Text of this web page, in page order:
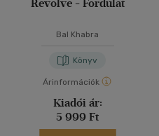
Revolve - Fordulat
Bal Khabra
Könyv
Árinformációk
Kiadói ár:
5 999 Ft